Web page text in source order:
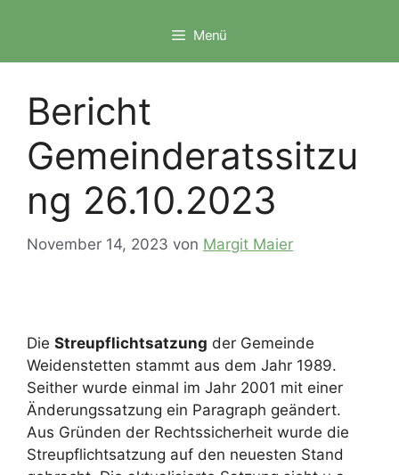
Menü
Bericht
Gemeinderatssitzu
ng 26.10.2023
November 14, 2023 von Margit Maier
Die Streupflichtsatzung der Gemeinde
Weidenstetten stammt aus dem Jahr 1989.
Seither wurde einmal im Jahr 2001 mit einer
Änderungssatzung ein Paragraph geändert.
Aus Gründen der Rechtssicherheit wurde die
Streupflichtsatzung auf den neuesten Stand